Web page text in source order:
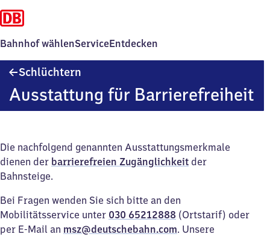
Bahnhof wählenServiceEntdecken
Schlüchtern
Ausstattung für Barrierefreiheit
Die nachfolgend genannten Ausstattungsmerkmale
dienen der barrierefreien Zugänglichkeit der
Bahnsteige.
Bei Fragen wenden Sie sich bitte an den
Mobilitätsservice unter 030 65212888 (Ortstarif) oder
per E-Mail an msz@deutschebahn.com. Unsere